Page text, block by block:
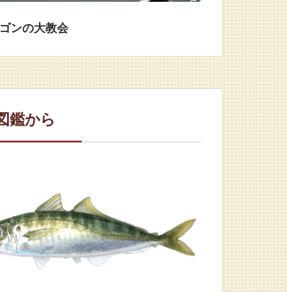
ンの大教会
鑑から